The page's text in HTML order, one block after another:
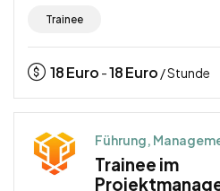
Trainee
18Euro -18Euro / Stunde
Führung,
Trainee im